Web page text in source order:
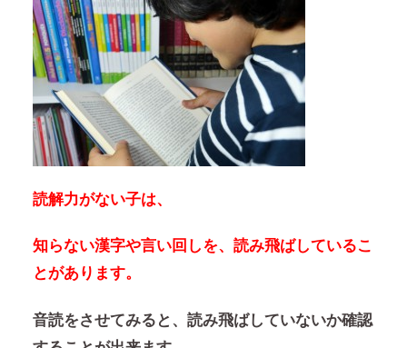
読解力がない子は、
知らない漢字や言い回しを、読み飛ばしているこ
とがあります。
音読をさせてみると、読み飛ばしていないか確認